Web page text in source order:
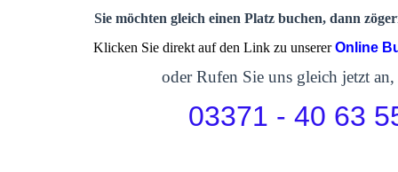
Sie möchten gleich einen Platz buchen, dann
Klicken Sie direkt auf den Link zu unsererOnline
oder Rufen Sie uns gleich jetzt an,
03371 - 40 63